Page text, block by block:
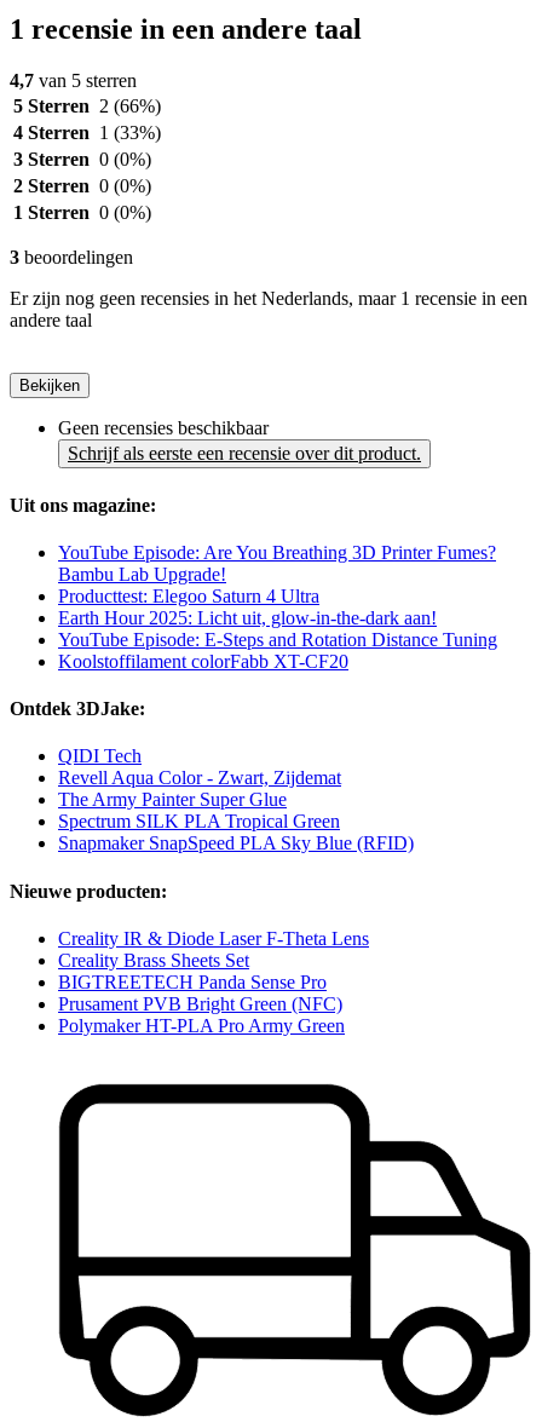
1 recensie in een andere taal
4,7 van 5 sterren
5 Sterren 2 (66%)
4 Sterren 1 (33%)
3 Sterren 0 (0%)
2 Sterren 0 (0%)
1 Sterren 0 (0%)
3 beoordelingen
Er zijn nog geen recensies in het Nederlands, maar 1 recensie in een
andere taal
Bekijken
Geen recensies beschikbaar
Schrijf als eerste een recensie over dit product.
Uit ons magazine:
YouTube Episode: Are You Breathing 3D Printer Fumes?
Bambu Lab Upgrade!
Producttest: Elegoo Saturn 4 Ultra
Earth Hour 2025: Licht uit, glow-in-the-dark aan!
YouTube Episode: E-Steps and Rotation Distance Tuning
Koolstoffilament colorFabb XT-CF20
Ontdek 3DJake:
QIDI Tech
Revell Aqua Color - Zwart, Zijdemat
The Army Painter Super Glue
Spectrum SILK PLA Tropical Green
Snapmaker SnapSpeed PLA Sky Blue (RFID)
Nieuwe producten:
Creality IR & Diode Laser F-Theta Lens
Creality Brass Sheets Set
BIGTREETECH Panda Sense Pro
Prusament PVB Bright Green (NFC)
Polymaker HT-PLA Pro Army Green